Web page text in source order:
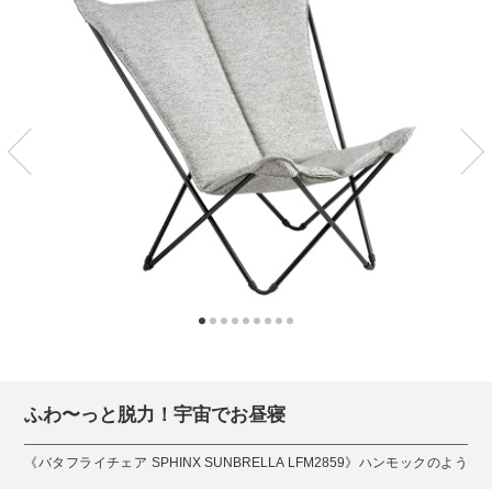
ふわ〜っと脱力！宇宙でお昼寝
《バタフライチェア SPHINX SUNBRELLA LFM2859》ハンモックのよう